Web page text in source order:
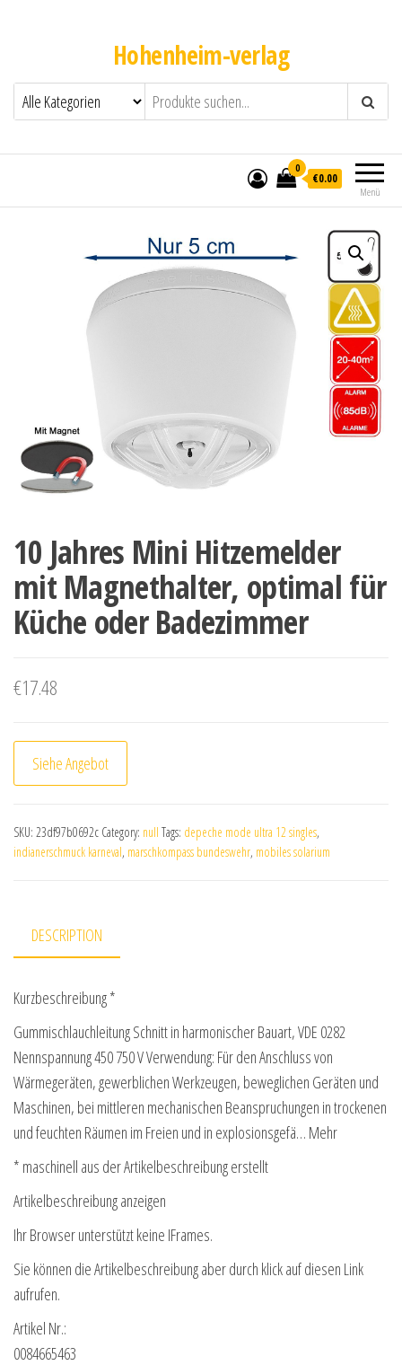
Hohenheim-verlag
Menü
0
€0.00
10 Jahres Mini Hitzemelder
mit Magnethalter, optimal für
Küche oder Badezimmer
€17.48
Siehe Angebot
SKU: 23df97b0692c Category: null Tags: depeche mode ultra 12 singles,
indianerschmuck karneval, marschkompass bundeswehr, mobiles solarium
DESCRIPTION
Kurzbeschreibung *
Gummischlauchleitung Schnitt in harmonischer Bauart, VDE 0282
Nennspannung 450 750 V Verwendung: Für den Anschluss von
Wärmegeräten, gewerblichen Werkzeugen, beweglichen Geräten und
Maschinen, bei mittleren mechanischen Beanspruchungen in trockenen
und feuchten Räumen im Freien und in explosionsgefä… Mehr
* maschinell aus der Artikelbeschreibung erstellt
Artikelbeschreibung anzeigen
Ihr Browser unterstützt keine IFrames.
Sie können die Artikelbeschreibung aber durch klick auf diesen Link
aufrufen.
Artikel Nr.:
0084665463